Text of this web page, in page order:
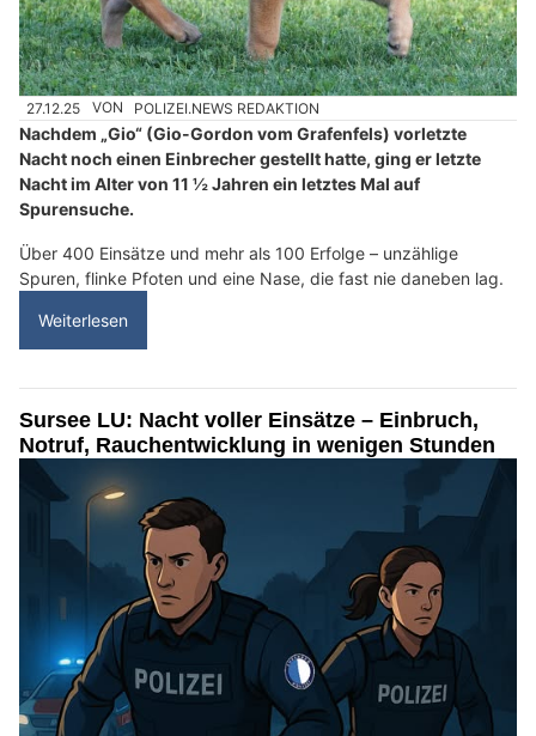
27.12.25 VON POLIZEI.NEWS REDAKTION
Nachdem „Gio“ (Gio-Gordon vom Grafenfels) vorletzte
Nacht noch einen Einbrecher gestellt hatte, ging er letzte
Nacht im Alter von 11 ½ Jahren ein letztes Mal auf
Spurensuche.
Über 400 Einsätze und mehr als 100 Erfolge – unzählige
Spuren, flinke Pfoten und eine Nase, die fast nie daneben lag.
Weiterlesen
Sursee LU: Nacht voller Einsätze – Einbruch,
Notruf, Rauchentwicklung in wenigen Stunden